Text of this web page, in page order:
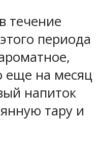
течение
периода
еще на месяц
напиток
тару и